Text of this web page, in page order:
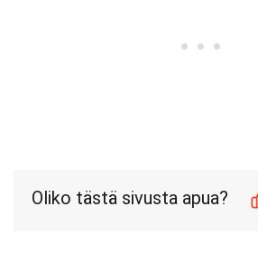
Oliko tästä sivusta apua?